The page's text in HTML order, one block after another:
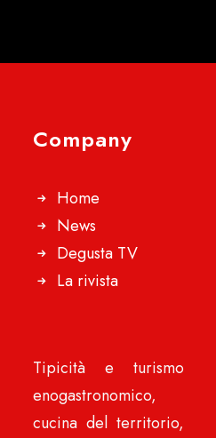
Company
Home
News
Degusta TV
La rivista
Tipicità e turismo
enogastronomico,
cucina del territorio,